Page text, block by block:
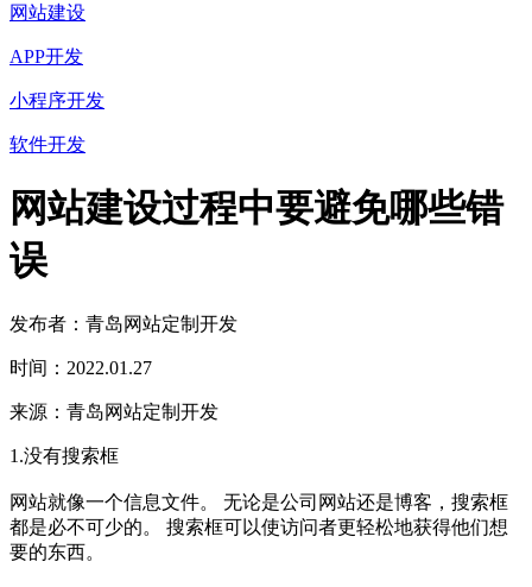
网站建设
APP开发
小程序开发
软件开发
网站建设过程中要避免哪些错
误
发布者：青岛网站定制开发
时间：2022.01.27
来源：青岛网站定制开发
1.没有搜索框
网站就像一个信息文件。 无论是公司网站还是博客，搜索框
都是必不可少的。 搜索框可以使访问者更轻松地获得他们想
要的东西。